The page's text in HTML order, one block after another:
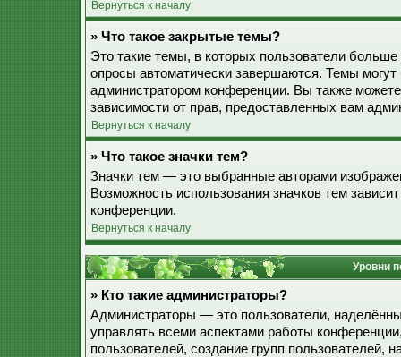
Вернуться к началу
» Что такое закрытые темы?
Это такие темы, в которых пользователи
опросы автоматически завершаются. Темы
администратором конференции. Вы также
зависимости от прав, предоставленных вам
Вернуться к началу
» Что такое значки тем?
Значки тем — это выбранные авторами
Возможность использования значков тем
конференции.
Вернуться к началу
Уровни
» Кто такие администраторы?
Администраторы — это пользователи,
управлять всеми аспектами работы
пользователей, создание групп пользователей,